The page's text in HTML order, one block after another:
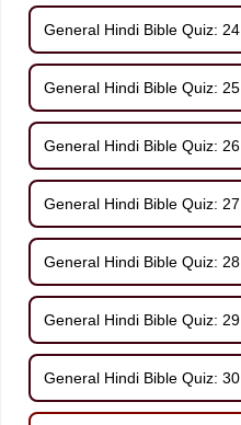
General Hindi Bible Quiz: 24
General Hindi Bible Quiz: 25
General Hindi Bible Quiz: 26
General Hindi Bible Quiz: 27
General Hindi Bible Quiz: 28
General Hindi Bible Quiz: 29
General Hindi Bible Quiz: 30